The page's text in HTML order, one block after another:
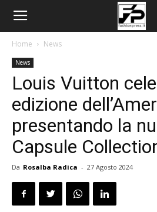
Home News
News
Louis Vuitton
edizione
presentando la
Capsule
Da Rosalba Radica - 27 Agosto 2024